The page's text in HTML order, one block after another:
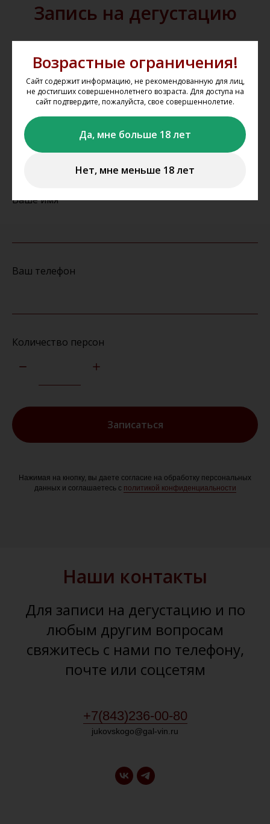
Возрастные ограничения!
Сайт содержит информацию, не рекомендованную для лиц,
не достигших совершеннолетнего возраста. Для доступа на
сайт подтвердите, пожалуйста, свое совершеннолетие.
Да, мне больше 18 лет
Нет, мне меньше 18 лет
Запись на дегустацию
Стоимость участия в дегустации —
3000 рублей
Ваш E-mail
Ваше имя
Ваш телефон
Количество персон
Записаться
Нажимая на кнопку, вы даете согласие на обработку персональных
данных и соглашаетесь c политикой конфиденциальности
Наши контакты
Для записи на дегустацию и по
любым другим вопросам
свяжитесь с нами по телефону,
почте или соцсетям
+7(843)236-00-80
jukovskogo@gal-vin.ru